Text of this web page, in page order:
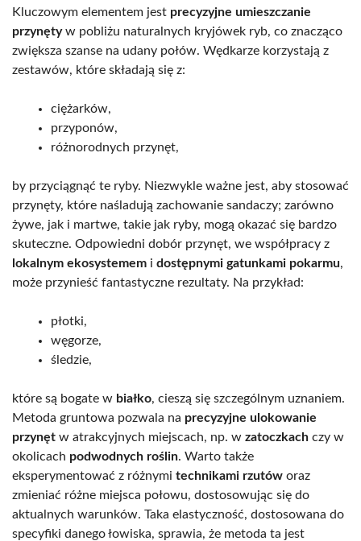
Kluczowym elementem jest precyzyjne umieszczanie
przynętyw pobliżu naturalnych kryjówek ryb, co znacząco
zwiększa szanse na udany połów. Wędkarze korzystają z
zestawów, które składają się z:
ciężarków,
przyponów,
różnorodnych przynęt,
by przyciągnąć te ryby. Niezwykle ważne jest, aby stosować
przynęty, które naśladują zachowanie sandaczy; zarówno
żywe, jak i martwe, takie jak ryby, mogą okazać się bardzo
skuteczne. Odpowiedni dobór przynęt, we współpracy z
lokalnym ekosystemem i dostępnymi gatunkami pokarmu,
może przynieść fantastyczne rezultaty. Na przykład:
płotki,
węgorze,
śledzie,
które są bogate w białko, cieszą się szczególnym uznaniem.
Metoda gruntowa pozwala na precyzyjne ulokowanie
przynęt w atrakcyjnych miejscach, np. w zatoczkach czy w
okolicach podwodnych roślin. Warto także
eksperymentować z różnymi technikami rzutów oraz
zmieniać różne miejsca połowu, dostosowując się do
aktualnych warunków. Taka elastyczność, dostosowana do
specyfiki danego łowiska, sprawia, że metoda ta jest